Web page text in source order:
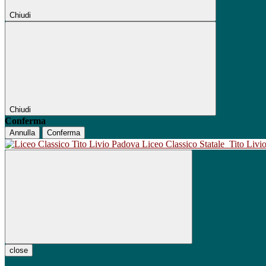
Chiudi
Chiudi
Conferma
Annulla Conferma
Liceo Classico Statale Tito Livio
close